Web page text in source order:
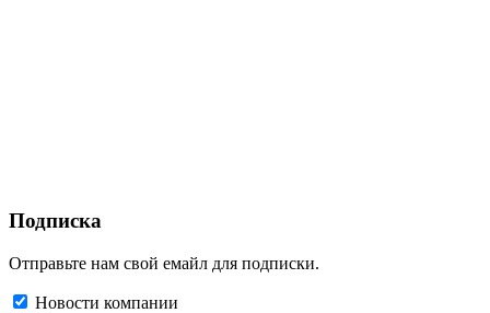
Подписка
Отправьте нам свой емайл для подписки.
Новости компании